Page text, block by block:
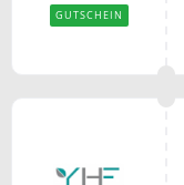
GUTSCHEIN